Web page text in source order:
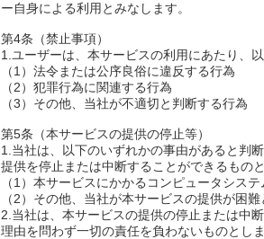
ー自身による利用とみなします。
第4条（禁止事項）
1.ユーザーは、本サービスの利用にあたり、
（1）法令または公序良俗に違反する行為
（2）犯罪行為に関連する行為
（3）その他、当社が不適切と判断する行為
第5条（本サービスの提供の停止等）
1.当社は、以下のいずれかの事由があると判
提供を停止または中断することができるものと
（1）本サービスにかかるコンピュータシス
（2）その他、当社が本サービスの提供が困
2.当社は、本サービスの提供の停止または中
理由を問わず一切の責任を負わないものとしま